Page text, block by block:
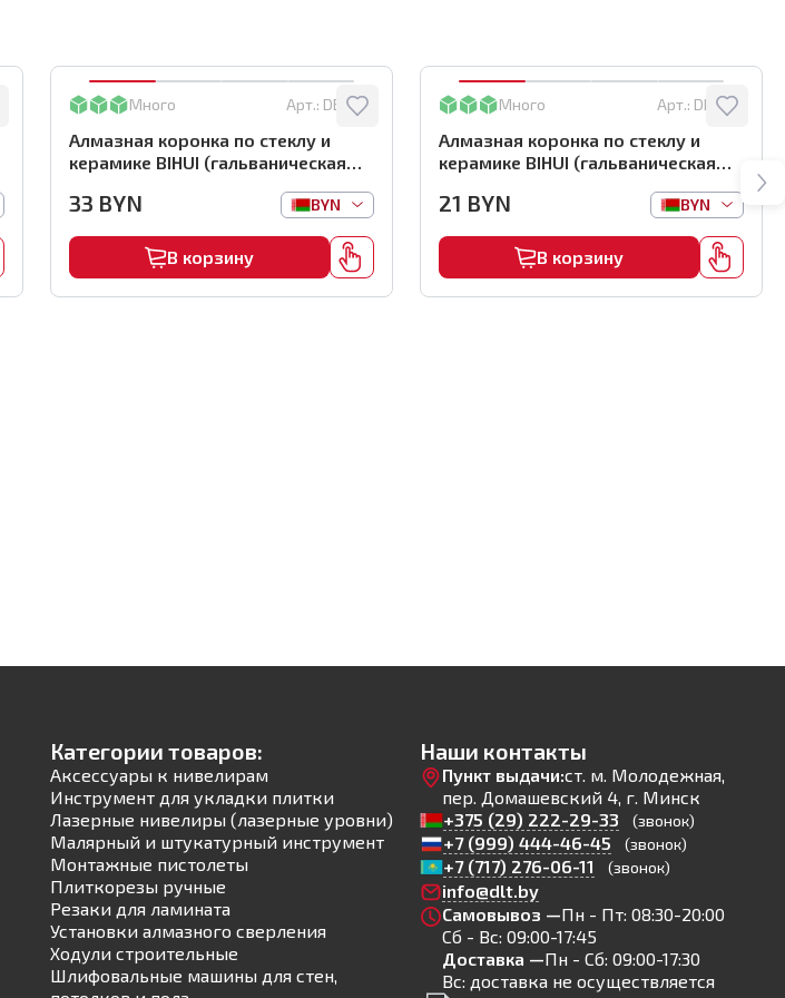
Много Арт.: DBW45
Алмазная коронка по стеклу и
керамике BIHUI (гальваническая
арт.DBW45
33 BYN BYN
В корзину
Много Арт.: DBW25
Алмазная коронка по стеклу и
керамике BIHUI (гальваническая
арт.DBW25
21 BYN BYN
В корзину
Категории товаров:
Аксессуары к нивелирам
Инструмент для укладки плитки
Лазерные нивелиры (лазерные уровни)
Малярный и штукатурный инструмент
Монтажные пистолеты
Плиткорезы ручные
Резаки для ламината
Установки алмазного сверления
Ходули строительные
Шлифовальные машины для стен,
Наши контакты
Пункт выдачи:ст. м. Молодежная,
пер. Домашевский 4, г. Минск
+375 (29) 222-29-33
(звонок)
+7 (999) 444-46-45 (звонок)
+7 (717) 276-06-11 (звонок)
info@dlt.by
Самовывоз —Пн - Пт: 08:30-20:00
Сб - Вс: 09:00-17:45
Доставка —Пн - Сб: 09:00-17:30
Вс: доставка не осуществляется